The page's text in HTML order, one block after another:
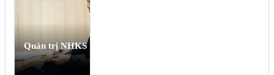
Quản trị NHKS